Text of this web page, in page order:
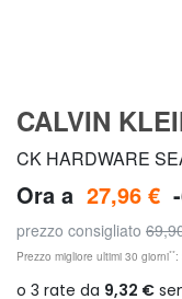
CALVIN
CK HARDWARE
Ora a 27,96 €
prezzo consigliato
Prezzo migliore ultimi 30 giorni**: